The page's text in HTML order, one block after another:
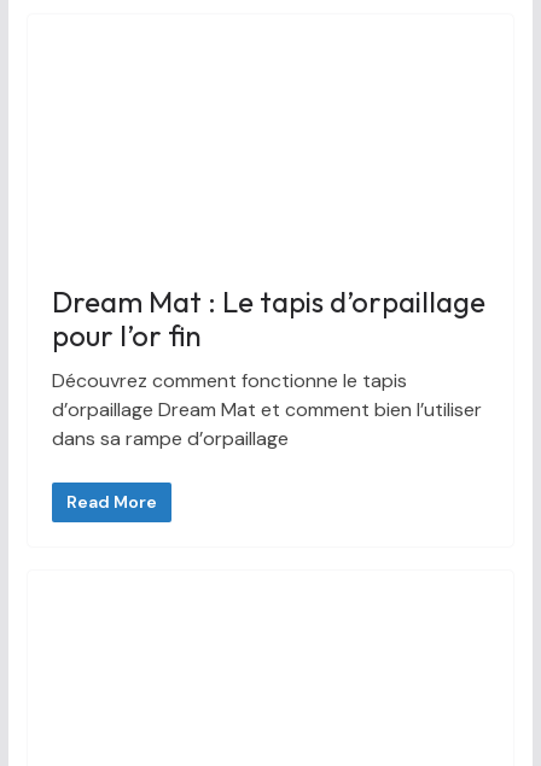
Dream Mat : Le tapis d’orpaillage
pour l’or fin
Découvrez comment fonctionne le tapis
d’orpaillage Dream Mat et comment bien l’utiliser
dans sa rampe d’orpaillage
Read More